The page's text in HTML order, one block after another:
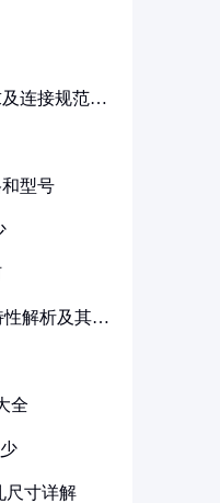
连接规范详
型号
性解析及其在
全
尺寸详解